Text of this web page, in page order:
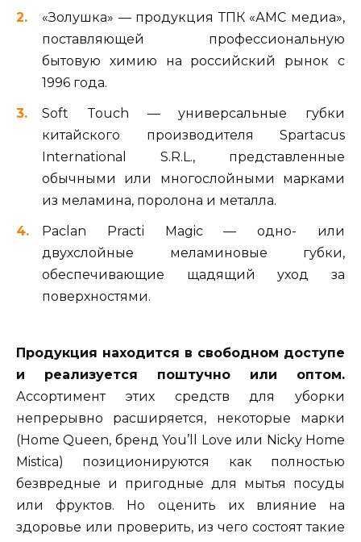
«Золушка» — продукция ТПК «АМС медиа»,
поставляющей профессиональную
бытовую химию на российский рынок с
1996 года.
Soft Touch — универсальные губки
китайского производителя Spartacus
International S.R.L., представленные
обычными или многослойными марками
из меламина, поролона и металла.
Paclan Practi Magic — одно- или
двухслойные меламиновые губки,
обеспечивающие щадящий уход за
поверхностями.
Продукция находится в свободном доступе
и реализуется поштучно или оптом.
Ассортимент этих средств для уборки
непрерывно расширяется, некоторые марки
(Home Queen, бренд You’ll Love или Nicky Home
Mistica) позиционируются как полностью
безвредные и пригодные для мытья посуды
или фруктов. Но оценить их влияние на
здоровье или проверить, из чего состоят такие